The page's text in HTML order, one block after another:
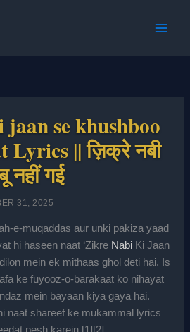
se khushboo
Lyrics || ज़िक्रे नबी
गई
31, 2025
hi haseen naat ‘Zikre Nabi Ki Jaan
mein ek mithaas ghol deti hai. Is
ke fuyooz-o-barakaat ko nihayat
mein bayaan kiya gaya hai.
naat shareef ke mukammal lyrics